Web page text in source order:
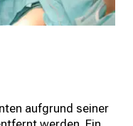
aufgrund seiner